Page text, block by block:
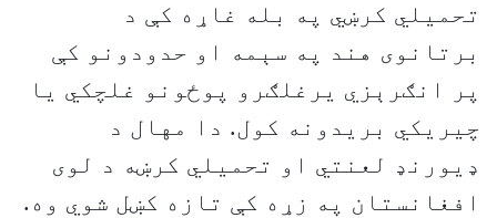
تحمیلي کرښي په بله غاړه کې د
برتانوی هند په سېمه او حدودونو کې
پر انګرېزي یرغلګرو پوځونو غلچکي یا
چیریکي بریدونه کول. دا مهال د
ډیورنډ لعنتي او تحمیلي کرښه د لوی
افغانستان په زړه کې تازه کښل شوي وه.